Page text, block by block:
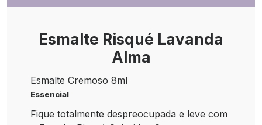
Esmalte Risqué Lavanda
Alma
Esmalte Cremoso 8ml
Essencial
Fique totalmente despreocupada e leve com